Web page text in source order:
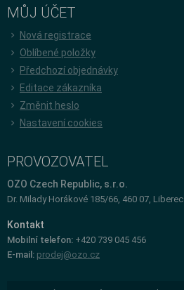
MŮJ ÚČET
Nová registrace
Oblíbené položky
Předchozí objednávky
Editace zákazníka
Změnit heslo
Nastavení cookies
PROVOZOVATEL
OZO Czech Republic, s.r.o.
Dr. Milady Horákové 185/66, 460 07, Liberec
Kontakt
Mobilní telefon: +420 739 045 456
E-mail: prodej@ozo.cz